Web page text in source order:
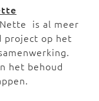
is al meer
project op het
het behoud